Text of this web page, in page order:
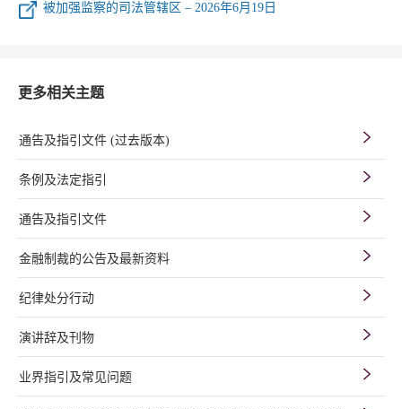
被加强监察的司法管辖区 – 2026年6月19日
更多相关主题
通告及指引文件 (过去版本)
条例及法定指引
通告及指引文件
金融制裁的公告及最新资料
纪律处分行动
演讲辞及刊物
业界指引及常见问题